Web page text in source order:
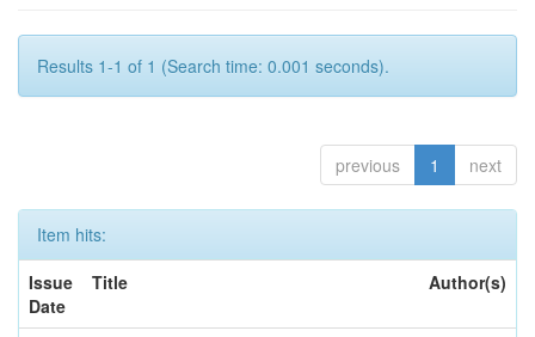
Results 1-1 of 1 (Search time: 0.001 seconds).
previous 1 next
Item hits:
Issue
Date
Title Author(s)